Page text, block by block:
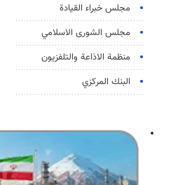
مجلس خبراء القيادة
مجلس الشورى الاسلامي
منظمة الاذاعة والتلفزیون
البنك المركزي